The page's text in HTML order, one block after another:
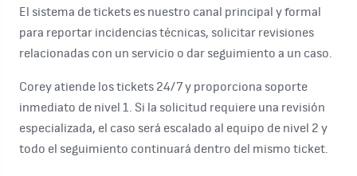
El sistema de tickets es nuestro canal principal y formal
para reportar incidencias técnicas, solicitar revisiones
relacionadas con un servicio o dar seguimiento a un caso.
Corey atiende los tickets 24/7 y proporciona soporte
inmediato de nivel 1. Si la solicitud requiere una revisión
especializada, el caso será escalado al equipo de nivel 2 y
todo el seguimiento continuará dentro del mismo ticket.